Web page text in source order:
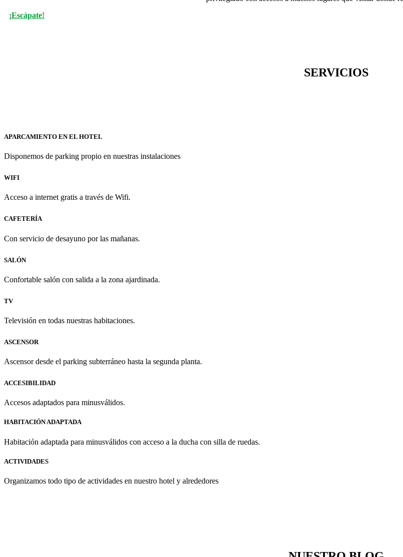
¡Escápate!
SERVICIOS
APARCAMIENTO EN EL HOTEL
Disponemos de parking propio en nuestras instalaciones
WIFI
Acceso a internet gratis a través de Wifi.
CAFETERÍA
Con servicio de desayuno por las mañanas.
SALÓN
Confortable salón con salida a la zona ajardinada.
TV
Televisión en todas nuestras habitaciones.
ASCENSOR
Ascensor desde el parking subterráneo hasta la segunda planta.
ACCESIBILIDAD
Accesos adaptados para minusválidos.
HABITACIÓN ADAPTADA
Habitación adaptada para minusválidos con acceso a la ducha con silla de ruedas.
ACTIVIDADES
Organizamos todo tipo de actividades en nuestro hotel y alrededores